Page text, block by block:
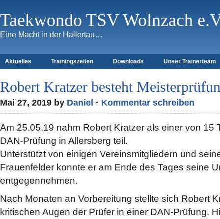
Taekwondo TSV Wolnzach
Eine Macht in der Hallertau…
Aktuelles Trainingszeiten Downloads Unser Trainerteam
Robert Kratzer besteht
Mai 27, 2019 by Daniel · Kommentar schreiben
Am 25.05.19 nahm Robert Kratzer als einer von 15
DAN‑Prüfung in Allersberg teil.
Unterstützt von einigen Vereinsmitgliedern und
Frauenfelder konnte er am Ende des Tages seine
entgegennehmen.
Nach Monaten an Vorbereitung stellte sich Robert
kritischen Augen der Prüfer in einer DAN‑Prüfung.